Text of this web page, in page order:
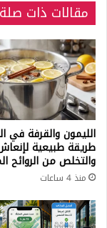
مقالات ذات صلة
الليمون والقرفة في
طريقة طبيعية
والتخلص من الروائح
منذ 4 ساعات